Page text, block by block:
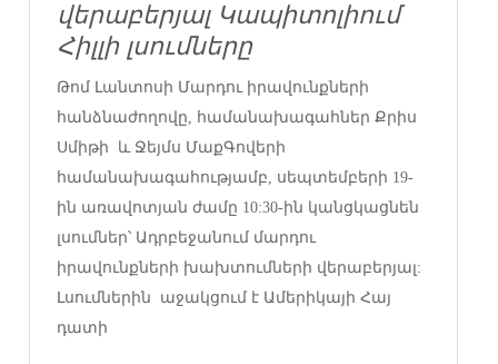
վերաբերյալ Կապիտոլիում
Հիլլի լսումները
Թոմ Լանտոսի Մարդու իրավունքների
հանձնաժողովը, համանախագահներ Քրիս
Սմիթի և Ջեյմս ՄաքԳովերի
համանախագահությամբ, սեպտեմբերի 19-
ին առավոտյան ժամը 10:30-ին կանցկացնեն
լսումներ՝ Ադրբեջանում մարդու
իրավունքների խախտումների վերաբերյալ:
Լսումներին աջակցում է Ամերիկայի Հայ
դատի